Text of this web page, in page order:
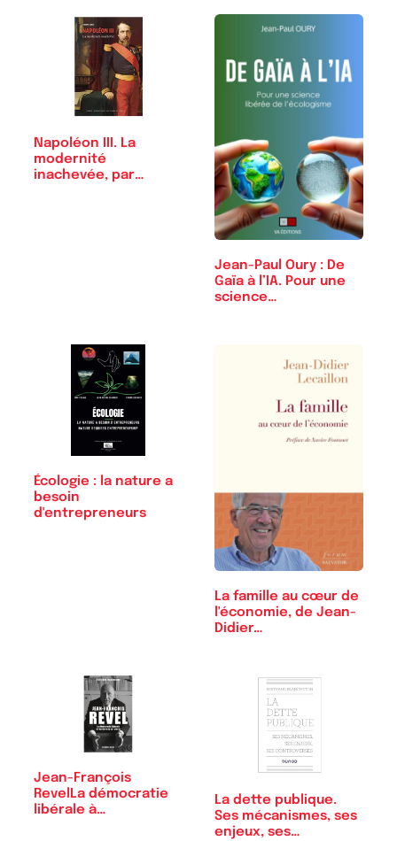
Napoléon III. La
modernité
inachevée, par
Jean-Paul Oury : De
Gaïa à l’IA. Pour une
science…
Écologie : la nature a
besoin
d'entrepreneurs
La famille au cœur de
l'économie, de Jean-
Didier…
Jean-François
RevelLa démocratie
libérale à…
La dette publique.
Ses mécanismes, ses
enjeux, ses…